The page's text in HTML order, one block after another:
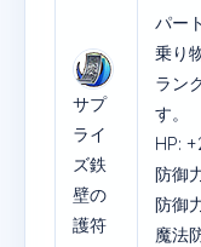
サプ
ライ
ズ鉄
壁の
護符
パー
乗り
ラン
す。
HP:
防御
防御
魔法